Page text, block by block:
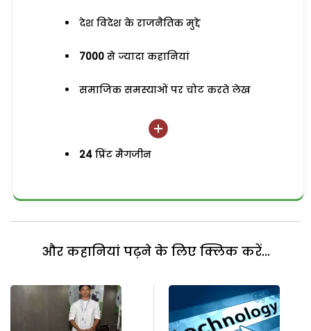
देश विदेश के राजनैतिक मुद्दे
7000 से ज्यादा कहानियां
समाजिक समस्याओं पर चोट करते लेख
24 प्रिंट मैगजीन
और कहानियां पढ़ने के लिए क्लिक करें...